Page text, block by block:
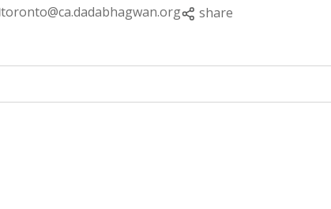
toronto@ca.dadabhagwan.org share